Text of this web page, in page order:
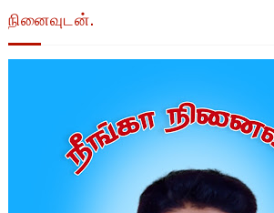
நினைவுடன்.